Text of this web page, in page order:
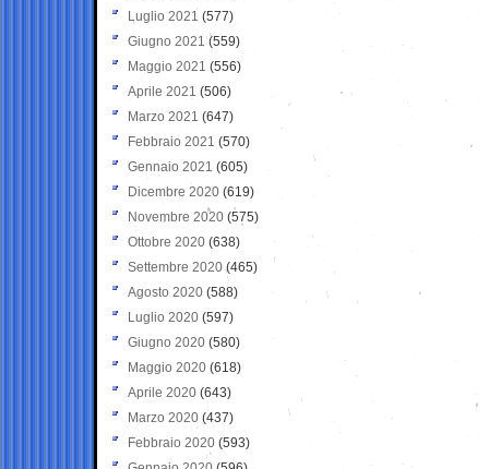
Luglio 2021 (577)
Giugno 2021(559)
Maggio 2021 (556)
Aprile 2021 (506)
Marzo 2021 (647)
Febbraio 2021 (570)
Gennaio 2021 (605)
Dicembre 2020 (619)
Novembre 2020 (575)
Ottobre 2020 (638)
Settembre 2020(465)
Agosto 2020 (588)
Luglio 2020 (597)
Giugno 2020 (580)
Maggio 2020 (618)
Aprile 2020 (643)
Marzo 2020 (437)
Febbraio 2020 (593)